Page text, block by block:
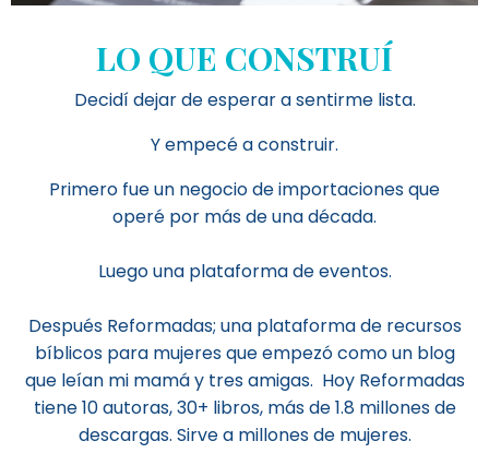
LO QUE CONSTRUÍ
Decidí dejar de esperar a sentirme lista.
Y empecé a construir.
Primero fue un negocio de importaciones que
operé por más de una década.
Luego una plataforma de eventos.
Después Reformadas; una plataforma de recursos
bíblicos para mujeres que empezó como un blog
que leían mi mamá y tres amigas. Hoy Reformadas
tiene 10 autoras, 30+ libros, más de 1.8 millones de
descargas. Sirve a millones de mujeres.